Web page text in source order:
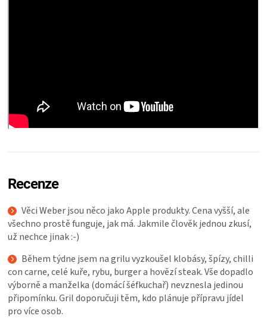
Recenze
Věci Weber jsou něco jako Apple produkty. Cena vyšší, ale
všechno prostě funguje, jak má. Jakmile člověk jednou zkusí,
už nechce jinak :-)
Během týdne jsem na grilu vyzkoušel klobásy, špízy, chilli
con carne, celé kuře, rybu, burger a hovězí steak. Vše dopadlo
výborně a manželka (domácí šéfkuchař) nevznesla jedinou
připomínku. Gril doporučuji těm, kdo plánuje přípravu jídel
pro více osob.